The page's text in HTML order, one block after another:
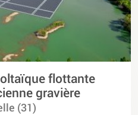
flottante
gravière
(31)